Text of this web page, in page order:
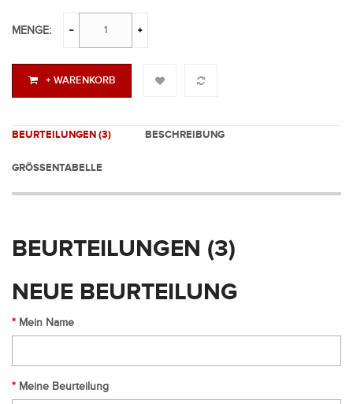
MENGE:
+ WARENKORB
BEURTEILUNGEN (3) BESCHREIBUNG
GRÖSSENTABELLE
BEURTEILUNGEN (3)
NEUE BEURTEILUNG
Mein Name
Meine Beurteilung